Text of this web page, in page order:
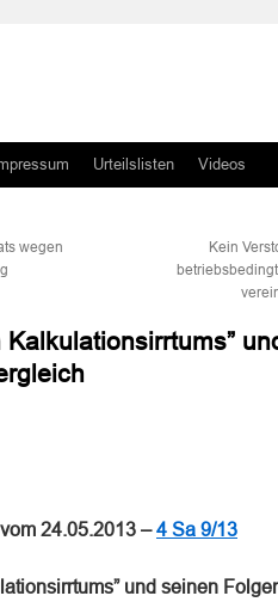
Urteilslisten Videos
wegen
Kein
24.05.2013 –4 Sa 9/13
und seinen